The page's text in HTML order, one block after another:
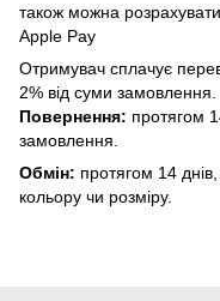
також можна
Apple Pay
Отримувач сплачує
2% від суми замовлення.
Повернення: протягом
замовлення.
Обмін: протягом 14
кольору чи розміру.